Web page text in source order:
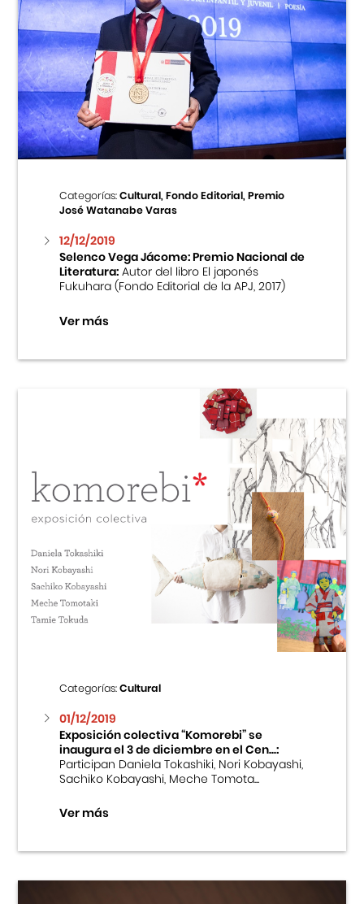
Categorías:Cultural, Fondo Editorial, Premio
José Watanabe Varas
12/12/2019
Selenco Vega Jácome: Premio Nacional de
Literatura:Autor del libro El japonés
Fukuhara (Fondo Editorial de la APJ, 2017)
Ver más
Categorías:Cultural
01/12/2019
Exposición colectiva “Komorebi” se
inaugura el 3 de diciembre en el Cen...:
Participan Daniela Tokashiki, Nori Kobayashi,
Sachiko Kobayashi, Meche Tomota...
Ver más